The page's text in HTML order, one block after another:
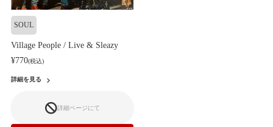
SOUL
Village People / Live & Sleazy
¥770(税込)
詳細を見る
詳細ページにて